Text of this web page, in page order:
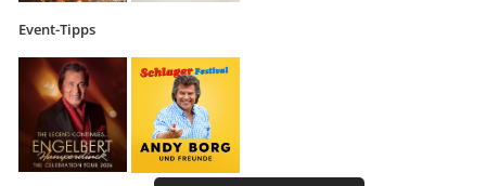
Event-Tipps